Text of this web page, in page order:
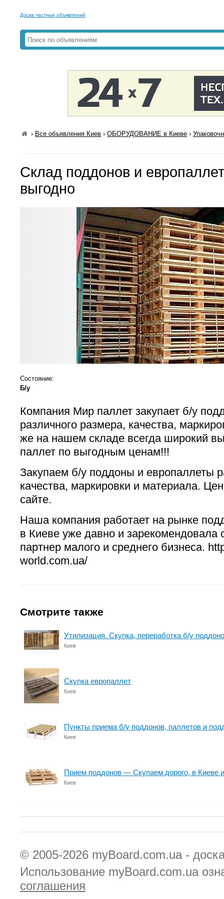
Доска частных объявлений
› Все объявления Киев ›ОБОРУДОВАНИЕ в Киеве ›
Склад поддонов и
выгодно
Состояние:
Б/у
Компания Мир паллет закупает б/у
различного размера, качества,
же на нашем складе всегда широкий
паллет по выгодным ценам!!!
Закупаем б/у поддоны и европаллеты
качества, маркировки и материала.
сайте.
Наша компания работает на рынке
в Киеве уже давно и зарекомендовала
партнер малого и среднего бизнеса.
world.com.ua/
Смотрите также
Утилизация. Скупка, переработка б/у
Киев
Скупка европаллет
Киев
Пункты приема б/у поддонов, паллетов и
Киев
Прием поддонов — Скупаем дорого, в Киеве
Киев
© 2005-2026 myBoard.com.ua -
Использование myBoard.com.ua
соглашения